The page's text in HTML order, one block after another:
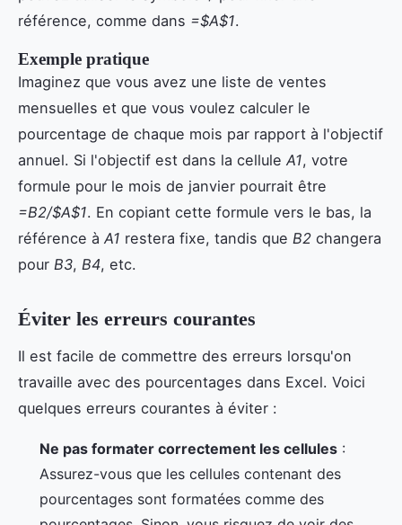
référence, comme dans =$A$1.
Exemple pratique
Imaginez que vous avez une liste de ventes
mensuelles et que vous voulez calculer le
pourcentage de chaque mois par rapport à l'objectif
annuel. Si l'objectif est dans la cellule A1, votre
formule pour le mois de janvier pourrait être
=B2/$A$1. En copiant cette formule vers le bas, la
référence à A1 restera fixe, tandis que B2 changera
pour B3, B4, etc.
Éviter les erreurs courantes
Il est facile de commettre des erreurs lorsqu'on
travaille avec des pourcentages dans Excel. Voici
quelques erreurs courantes à éviter :
Ne pas formater correctement les cellules :
Assurez-vous que les cellules contenant des
pourcentages sont formatées comme des